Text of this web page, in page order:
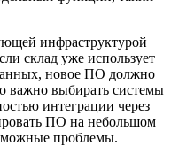
инфраструктурой
склад уже использует
новое ПО должно
важно выбирать системы
интеграции через
ПО на небольшом
проблемы.